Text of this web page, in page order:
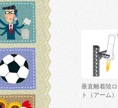
垂直離着陸ロ
ト（アーム）